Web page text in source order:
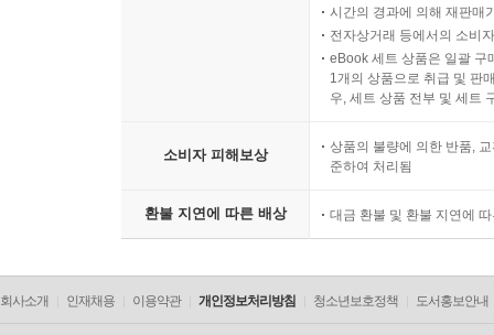
시간의 경과에 의해 재판매
전자상거래 등에서의 소비
eBook 세트 상품은 일괄 구
1개의 상품으로 취급 및 판
우, 세트 상품 전부 및 세트
소비자 피해보상
상품의 불량에 의한 반품,
준하여 처리됨
환불 지연에 따른 배상 대금 환불 및 환불 지연에
회사소개 인재채용 이용약관 개인정보처리방침 청소년보호정책 도서홍보안내